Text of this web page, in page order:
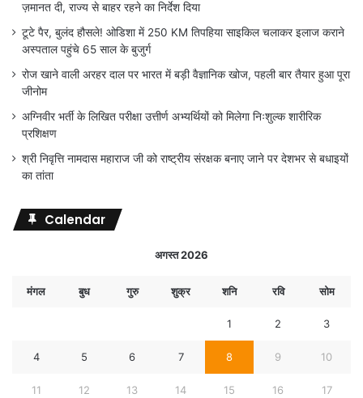
ज़मानत दी, राज्य से बाहर रहने का निर्देश दिया
टूटे पैर, बुलंद हौसले! ओडिशा में 250 KM तिपहिया साइकिल चलाकर इलाज कराने
अस्पताल पहुंचे 65 साल के बुजुर्ग
रोज खाने वाली अरहर दाल पर भारत में बड़ी वैज्ञानिक खोज, पहली बार तैयार हुआ पूरा
जीनोम
अग्निवीर भर्ती के लिखित परीक्षा उत्तीर्ण अभ्यर्थियों को मिलेगा निःशुल्क शारीरिक
प्रशिक्षण
श्री निवृत्ति नामदास महाराज जी को राष्ट्रीय संरक्षक बनाए जाने पर देशभर से बधाइयों
का तांता
Calendar
अगस्त 2026
मंगल बुध गुरु शुक्र शनि रवि सोम
1 2 3
4 5 6 7 8 9 10
11 12 13 14 15 16 17